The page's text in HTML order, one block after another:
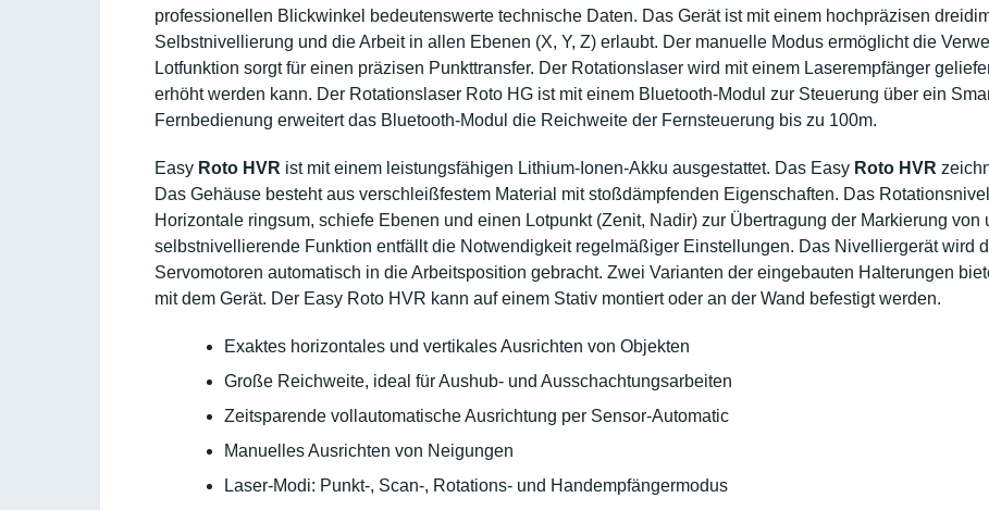
professionellen Blickwinkel bedeutenswerte technische Daten. Das Gerät ist mit einem hochpräzisen
Selbstnivellierung und die Arbeit in allen Ebenen (X, Y, Z) erlaubt. Der manuelle Modus ermöglicht die
Lotfunktion sorgt für einen präzisen Punkttransfer. Der Rotationslaser wird mit einem Laserempfänger
erhöht werden kann. Der Rotationslaser Roto HG ist mit einem Bluetooth-Modul zur Steuerung über ein
Fernbedienung erweitert das Bluetooth-Modul die Reichweite der Fernsteuerung bis zu 100m.
Easy Roto HVR ist mit einem leistungsfähigen Lithium-Ionen-Akku ausgestattet. Das Easy Roto HVR
Das Gehäuse besteht aus verschleißfestem Material mit stoßdämpfenden Eigenschaften. Das
Horizontale ringsum, schiefe Ebenen und einen Lotpunkt (Zenit, Nadir) zur Übertragung der Markierung von
selbstnivellierende Funktion entfällt die Notwendigkeit regelmäßiger Einstellungen. Das Nivelliergerät wird
Servomotoren automatisch in die Arbeitsposition gebracht. Zwei Varianten der eingebauten Halterungen
mit dem Gerät. Der Easy Roto HVR kann auf einem Stativ montiert oder an der Wand befestigt werden.
Exaktes horizontales und vertikales Ausrichten von Objekten
Große Reichweite, ideal für Aushub- und Ausschachtungsarbeiten
Zeitsparende vollautomatische Ausrichtung per Sensor-Automatic
Manuelles Ausrichten von Neigungen
Laser-Modi: Punkt-, Scan-, Rotations- und Handempfängermodus